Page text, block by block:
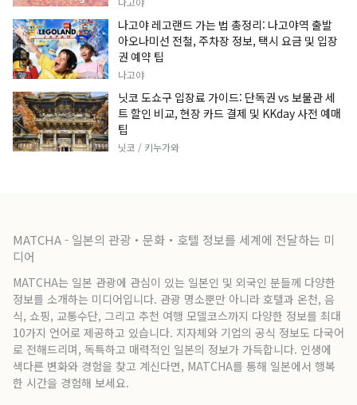
나고야 레고랜드 가는 법 총정리: 나고야역 출발
아오나미선 전철, 주차장 정보, 택시 요금 및 입장
권 예약 팁
나고야
닛코 도쇼구 입장료 가이드: 단독권 vs 보물관 세
트 할인 비교, 현장 카드 결제 및 KKday 사전 예매
팁
닛코 / 키누가와
MATCHA - 일본의 관광・문화・호텔 정보를 세계에 전달하는 미
디어
MATCHA는 일본 관광에 관심이 있는 일본인 및 외국인 분들께 다양한
정보를 소개하는 미디어입니다. 관광 명소뿐만 아니라 호텔과 온천, 음
식, 쇼핑, 교통수단, 그리고 추천 여행 모델코스까지 다양한 정보를 최대
10가지 언어로 제공하고 있습니다. 지자체와 기업의 공식 정보도 다국어
로 전해드리며, 독특하고 매력적인 일본의 정보가 가득합니다. 인생에
색다른 변화와 경험을 찾고 계신다면, MATCHA를 통해 일본에서 행복
한 시간을 경험해 보세요.